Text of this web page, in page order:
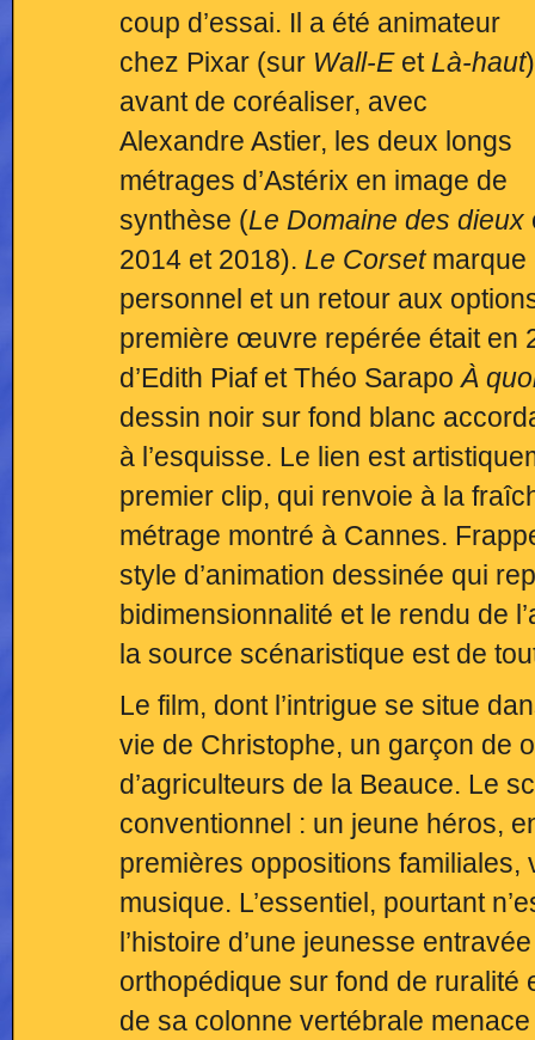
coup d’essai. Il a été animateur
chez Pixar (sur Wall-Eet Là-haut)
avant de coréaliser, avec
Alexandre Astier, les deux longs
métrages d’Astérix en image de
synthèse (Le Domaine des dieux
2014 et 2018). Le Corset marque
personnel et un retour aux
première œuvre repérée était en
d’Edith Piaf et Théo Sarapo À
dessin noir sur fond blanc
à l’esquisse. Le lien est
premier clip, qui renvoie à la
métrage montré à Cannes.
style d’animation dessinée qui
bidimensionnalité et le rendu de
la source scénaristique est de
Le film, dont l’intrigue se situe
vie de Christophe, un garçon de
d’agriculteurs de la Beauce. Le
conventionnel : un jeune héros,
premières oppositions familiales,
musique. L’essentiel, pourtant
l’histoire d’une jeunesse
orthopédique sur fond de ruralité
de sa colonne vertébrale